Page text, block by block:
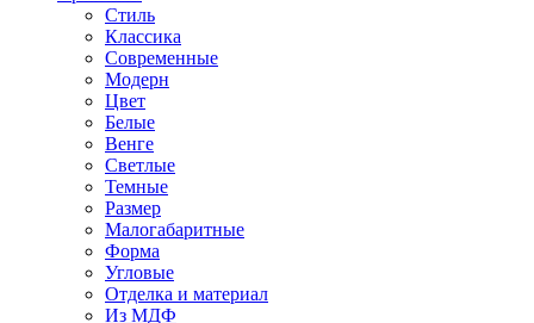
Стиль
Классика
Современные
Модерн
Цвет
Белые
Венге
Светлые
Темные
Размер
Малогабаритные
Форма
Угловые
Отделка и материал
Из МДФ